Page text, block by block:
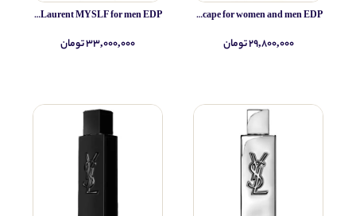
Simone Andreoli Tulum Junglescape for women and men EDP
۲۹,۸۰۰,۰۰۰ تومان
Yves Saint Laurent MYSLF for men EDP
۳۳,۰۰۰,۰۰۰ تومان